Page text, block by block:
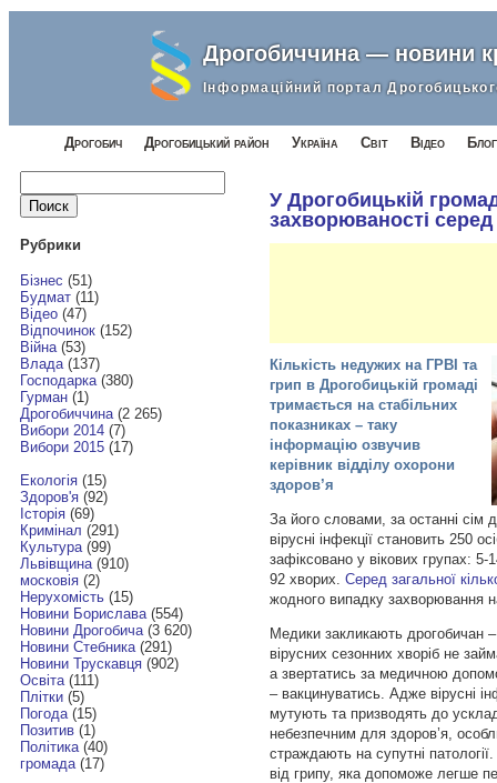
Дрогобиччина — новини
Інформаційний портал
Дрогобич Дрогобицький район Україна Світ Відео
Найти:
Рубрики
Бізнес (51)
Будмат(11)
Відео(47)
Відпочинок(152)
Війна(53)
Влада(137)
Господарка(380)
Гурман(1)
Дрогобиччина(2 265)
Вибори 2014(7)
Вибори 2015(17)
Екологія(15)
Здоров'я(92)
Історія(69)
Кримінал (291)
Культура(99)
Львівщина(910)
московія(2)
Нерухомість(15)
Новини Борислава(554)
Новини Дрогобича(3 620)
Новини Стебника(291)
Новини Трускавця(902)
Освіта(111)
Плітки(5)
Погода(15)
Позитив(1)
Політика(40)
громада(17)
У Дрогобицькій
захворюваності
Кількість недужих на ГРВІ та
грип в Дрогобицькій громаді
тримається на стабільних
показниках – таку
інформацію озвучив
керівник відділу охорони
здоров’я
За його словами, за останні сім
вірусні інфекції становить 250
зафіксовано у вікових групах:
92 хворих. Серед загальної
жодного випадку захворювання
Медики закликають дрогобичан
вірусних сезонних хворіб не
а звертатись за медичною
– вакцинуватись. Адже вірусні
мутують та призводять до
небезпечним для здоров’я,
страждають на супутні патології.
від грипу, яка допоможе легше